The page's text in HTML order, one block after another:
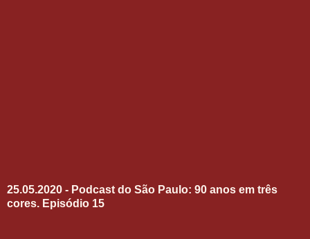
25.05.2020 - Podcast do São Paulo: 90 anos em três
cores. Episódio 15